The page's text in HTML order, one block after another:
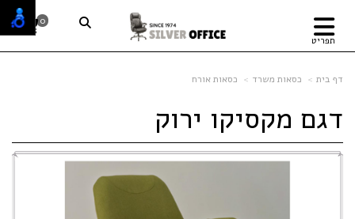
תפריט
0
דף בית כסאות משרד כסאות אורח
דגם מקסיקו ירוק